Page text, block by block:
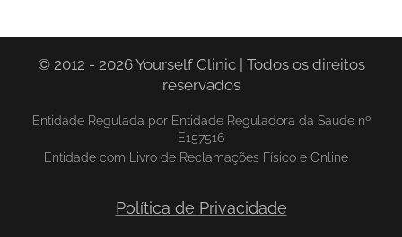
© 2012 - 2026 Yourself Clinic | Todos os direitos
reservados
Entidade Regulada por Entidade Reguladora da Saúde nº
E157516
Entidade com Livro de Reclamações Físico e Online
Política de Privacidade